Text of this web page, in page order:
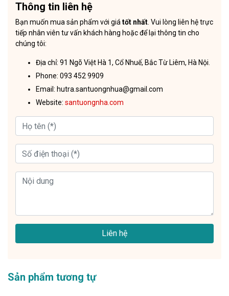
Thông tin liên hệ
Bạn muốn mua sản phẩm với giátốt nhất. Vui lòng liên hệ trực
tiếp nhân viên tư vấn khách hàng hoặc để lại thông tin cho
chúng tôi:
Địa chỉ: 91 Ngõ Việt Hà 1, Cổ Nhuế, Bắc Từ Liêm, Hà Nội.
Phone: 093 452 9909
Email: hutra.santuongnhua@gmail.com
Website: santuongnha.com
Liên hệ
Sản phẩm tương tự